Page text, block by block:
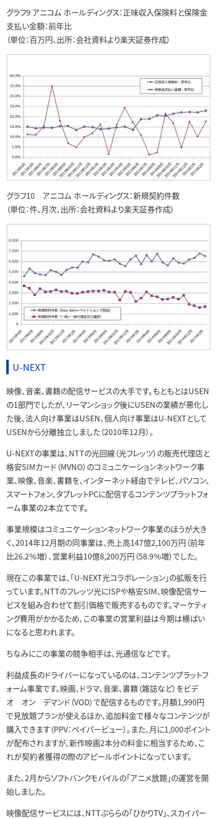
グラフ9 アニコム ホールディングス：正味収入保険料と保険金
支払い金額：前年比
（単位：百万円、出所：会社資料より楽天証券作成）
グラフ10 アニコム ホールディングス：新規契約件数
（単位：件、月次、出所：会社資料より楽天証券作成）
U-NEXT
映像、音楽、書籍の配信サービスの大手です。もともとはUSEN
の1部門でしたが、リーマンショック後にUSENの業績が悪化し
た後、法人向け事業はUSEN、個人向け事業はU-NEXTとして
USENから分離独立しました（2010年12月）。
U-NEXTの事業は、NTTの光回線（光フレッツ）の販売代理店と
格安SIMカード（MVNO）のコミュニケーションネットワーク事
業、映像、音楽、書籍を、インターネット経由でテレビ、パソコン、
スマートフォン、タブレットPCに配信するコンテンツプラットフォ
ーム事業の2本立てです。
事業規模はコミュニケーションネットワーク事業のほうが大き
く、2014年12月期の同事業は、売上高147億2,100万円（前年
比26.2％増）、営業利益10億8,200万円（58.9％増）でした。
現在この事業では、「U-NEXT光コラボレーション」の拡販を行
っています。NTTのフレッツ光にISPや格安SIM、映像配信サー
ビスを組み合わせて割引価格で販売するものです。マーケティ
ング費用がかかるため、この事業の営業利益は今期は横ばい
になると思われます。
ちなみにこの事業の競争相手は、光通信などです。
利益成長のドライバーになっているのは、コンテンツプラットフ
ォーム事業です。映画、ドラマ、音楽、書籍（雑誌など）をビデ
オ オン デマンド（VOD）で配信するものです。月額1,990円
で見放題プランが使えるほか、追加料金で様々なコンテンツが
購入できます（PPV：ペイパービュー）。また、月に1,000ポイント
が配布されますが、新作映画2本分の料金に相当するため、こ
れが契約者獲得の際のアピールポイントになっています。
また、2月からソフトバンクモバイルの「アニメ放題」の運営を開
始しました。
映像配信サービスには、NTTぷららの「ひかりTV」、スカイパー